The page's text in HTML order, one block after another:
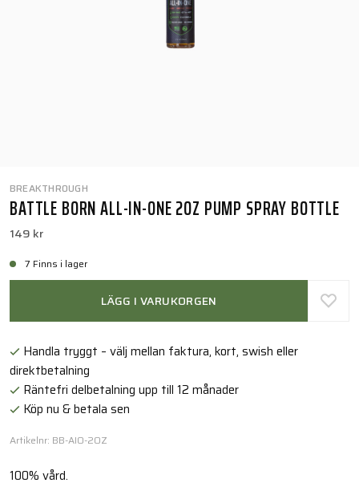
BREAKTHROUGH
BATTLE BORN ALL-IN-ONE 2OZ PUMP SPRAY BOTTLE
149 kr
7 Finns i lager
LÄGG I VARUKORGEN
Handla tryggt – välj mellan faktura, kort, swish eller
direktbetalning
Räntefri delbetalning upp till 12 månader
Köp nu & betala sen
Artikelnr: BB-AIO-2OZ
100% vård.